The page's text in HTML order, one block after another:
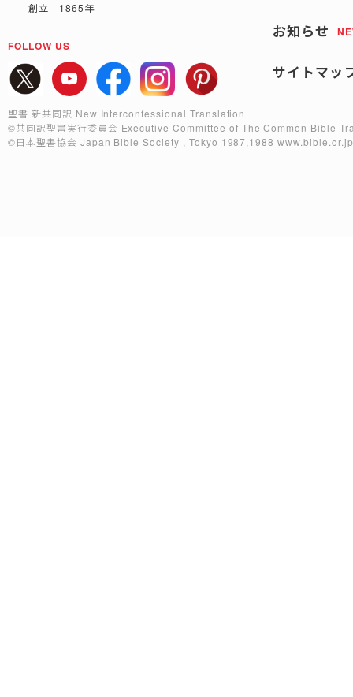
創立 1865年
FOLLOW US
お知らせ
サイトマッ
聖書 新共同訳 New Interconfessional Translation
©共同訳聖書実行委員会 Executive Committee of The Common Bible
©日本聖書協会 Japan Bible Society , Tokyo 1987,1988www.bible.or.jp